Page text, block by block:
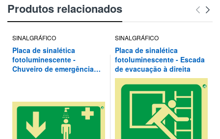
Produtos relacionados
SINALGRÁFICO
Placa de sinalética
fotoluminescente -
Chuveiro de emergência
SINALGRÁFICO
Placa de sinalética
fotoluminescente - Escada
de evacuação à direita